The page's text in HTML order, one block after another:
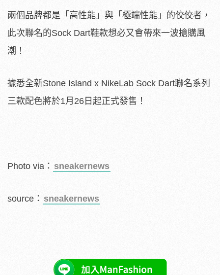
兩個品牌都是「高性能」與「極端性能」的佼佼者，
此次聯名的Sock Dart鞋款想必又會帶來一波搶購風
潮！
據悉全新Stone Island x NikeLab Sock Dart聯名系列
三款配色將於1月26日起正式發售！
Photo via： sneakernews
source： sneakernews